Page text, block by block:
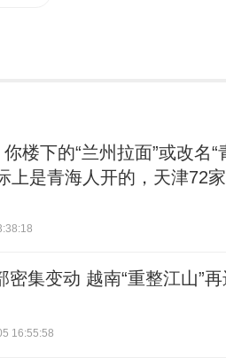
楼下的“兰州拉面”或改名“
上是青海人开的，天津72
密集变动 越南“重整江山”
16:55:58